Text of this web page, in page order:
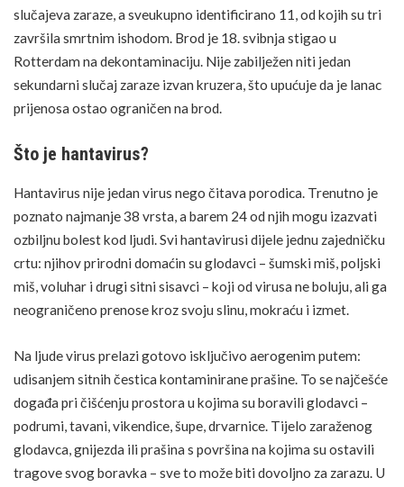
slučajeva zaraze, a sveukupno identificirano 11, od kojih su tri
završila smrtnim ishodom. Brod je 18. svibnja stigao u
Rotterdam na dekontaminaciju. Nije zabilježen niti jedan
sekundarni slučaj zaraze izvan kruzera, što upućuje da je lanac
prijenosa ostao ograničen na brod.
Što je hantavirus?
Hantavirus nije jedan virus nego čitava porodica. Trenutno je
poznato najmanje 38 vrsta, a barem 24 od njih mogu izazvati
ozbiljnu bolest kod ljudi. Svi hantavirusi dijele jednu zajedničku
crtu: njihov prirodni domaćin su glodavci – šumski miš, poljski
miš, voluhar i drugi sitni sisavci – koji od virusa ne boluju, ali ga
neograničeno prenose kroz svoju slinu, mokraću i izmet.
Na ljude virus prelazi gotovo isključivo aerogenim putem:
udisanjem sitnih čestica kontaminirane prašine. To se najčešće
događa pri čišćenju prostora u kojima su boravili glodavci –
podrumi, tavani, vikendice, šupe, drvarnice. Tijelo zaraženog
glodavca, gnijezda ili prašina s površina na kojima su ostavili
tragove svog boravka – sve to može biti dovoljno za zarazu. U